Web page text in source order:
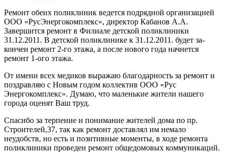
Ремонт обеих поликлиник ведется подрядной организацией
ООО «РусЭнергокомплекс», директор Кабанов А.А.
Завершится ремонт в Филиале детской поликлиники
31.12.2011. В детской поликлинике к 31.12.2011. будет за-
кончен ремонт 2-го этажа, а после нового года начнется
ремонт 1-ого этажа.
От имени всех медиков выражаю благодарность за ремонт и
поздравляю с Новым годом коллектив ООО «Рус
Энергокомплекс». Думаю, что маленькие жители нашего
города оценят Ваш труд.
Спасибо за терпение и понимание жителей дома по пр.
Строителей,37, так как ремонт доставлял им немало
неудобств, но есть и позитивные моменты, в ходе ремонта
поликлиники проведен ремонт общедомовых коммуникаций.